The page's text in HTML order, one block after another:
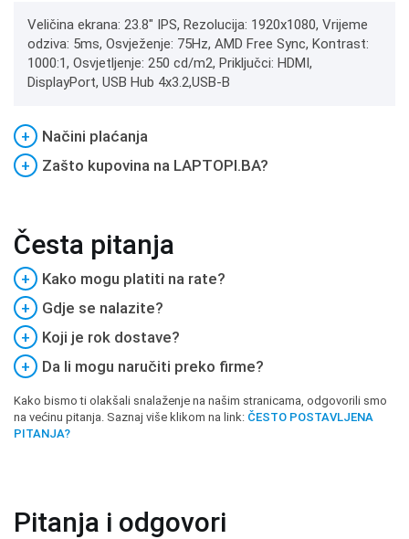
Veličina ekrana: 23.8" IPS, Rezolucija: 1920x1080, Vrijeme
odziva: 5ms, Osvježenje: 75Hz, AMD Free Sync, Kontrast:
1000:1, Osvjetljenje: 250 cd/m2, Priključci: HDMI,
DisplayPort, USB Hub 4x3.2,USB-B
+
Načini plaćanja
+
Zašto kupovina na LAPTOPI.BA?
Česta pitanja
+
Kako mogu platiti na rate?
+
Gdje se nalazite?
+
Koji je rok dostave?
+
Da li mogu naručiti preko firme?
Kako bismo ti olakšali snalaženje na našim stranicama, odgovorili smo
na većinu pitanja. Saznaj više klikom na link: ČESTO POSTAVLJENA
PITANJA?
Pitanja i odgovori